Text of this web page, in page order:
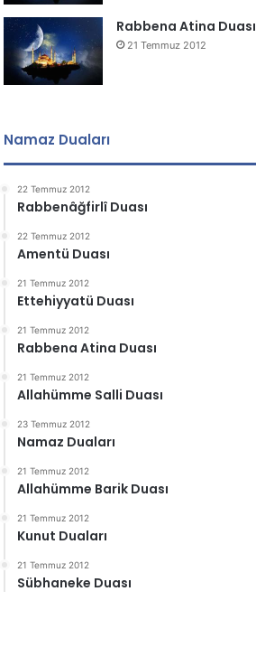
Rabbena Atina Duası
21 Temmuz 2012
Namaz Duaları
22 Temmuz 2012
Rabbenâğfirlî Duası
22 Temmuz 2012
Amentü Duası
21 Temmuz 2012
Ettehiyyatü Duası
21 Temmuz 2012
Rabbena Atina Duası
21 Temmuz 2012
Allahümme Salli Duası
23 Temmuz 2012
Namaz Duaları
21 Temmuz 2012
Allahümme Barik Duası
21 Temmuz 2012
Kunut Duaları
21 Temmuz 2012
Sübhaneke Duası